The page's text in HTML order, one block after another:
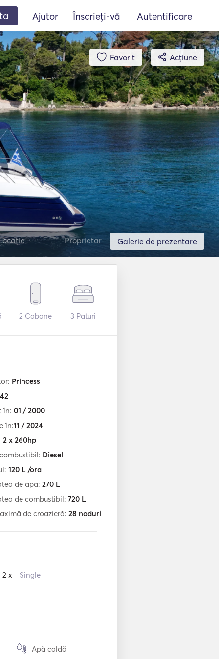
Ajutor Înscrieți-vă Autentificare
Favorit Acțiune
Galerie de prezentare
Proprietar
2 Cabane 3 Paturi
Princess
în: 01 / 2000
în:11 / 2024
2 x 260hp
Diesel
120 L /ora
de apă: 270 L
de combustibil: 720 L
de croazieră: 28 noduri
2 x Single
Apă caldă